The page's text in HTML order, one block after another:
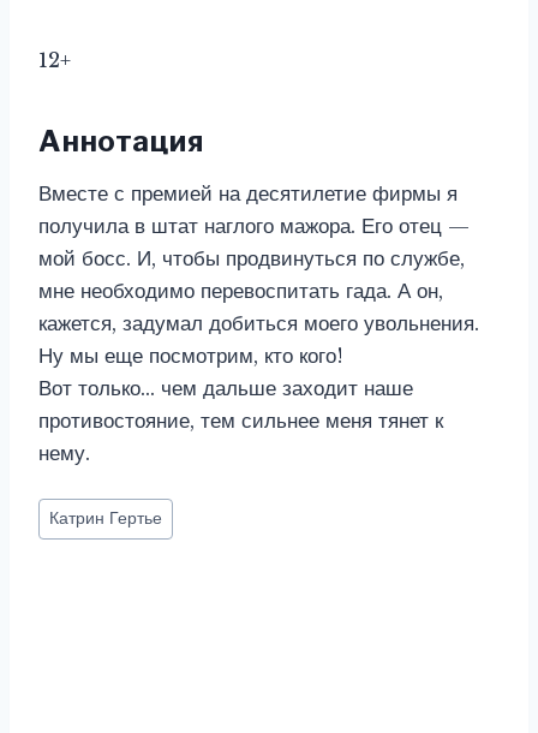
12+
Аннотация
Вместе с премией на десятилетие фирмы я
получила в штат наглого мажора. Его отец —
мой босс. И, чтобы продвинуться по службе,
мне необходимо перевоспитать гада. А он,
кажется, задумал добиться моего увольнения.
Ну мы еще посмотрим, кто кого!
Вот только… чем дальше заходит наше
противостояние, тем сильнее меня тянет к
нему.
Метки
записи:
Катрин Гертье